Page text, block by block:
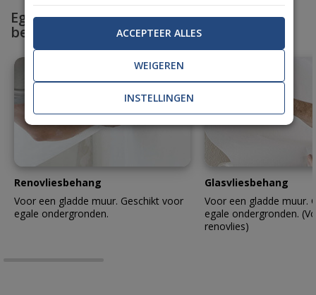
Egaliseer en bescherm met professioneel
behang
Renovliesbehang
Voor een gladde muur. Geschikt voor
egale ondergronden.
Glasvliesbehang
Voor een gladde muur.
egale ondergronden.
renovlies)
ACCEPTEER ALLES
WEIGEREN
INSTELLINGEN